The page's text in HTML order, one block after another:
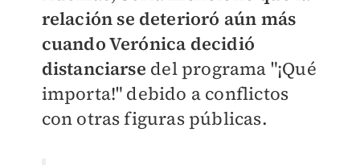
relación se deterioró aún más
cuando Verónica decidió
distanciarse del programa "¡Qué
importa!" debido a conflictos
con otras figuras públicas.